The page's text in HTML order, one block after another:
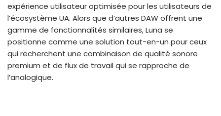
expérience utilisateur optimisée pour les utilisateurs de
l’écosystème UA. Alors que d’autres DAW offrent une
gamme de fonctionnalités similaires, Luna se
positionne comme une solution tout-en-un pour ceux
qui recherchent une combinaison de qualité sonore
premium et de flux de travail qui se rapproche de
l’analogique.